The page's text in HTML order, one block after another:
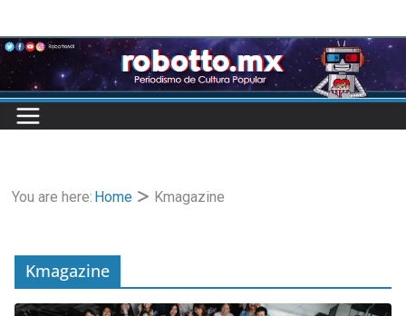
to
content
You are here: Home Kmagazine
Kmagazine